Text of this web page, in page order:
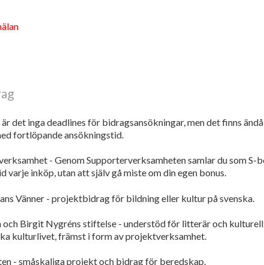
det inga deadlines för bidragsansökningar, men det finns
fortlöpande ansökningstid.
- Genom Supporterverksamheten samlar du som S-
varje inköp, utan att själv gå miste om din egen bonus.
Vänner - projektbidrag för bildning eller kultur på svenska.
och Birgit Nygréns stiftelse - understöd för litterär och
kulturlivet, främst i form av projektverksamhet.
- småskaliga projekt och bidrag för beredskap.